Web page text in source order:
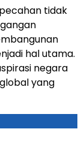
tidak
hal utama.
negara
yang